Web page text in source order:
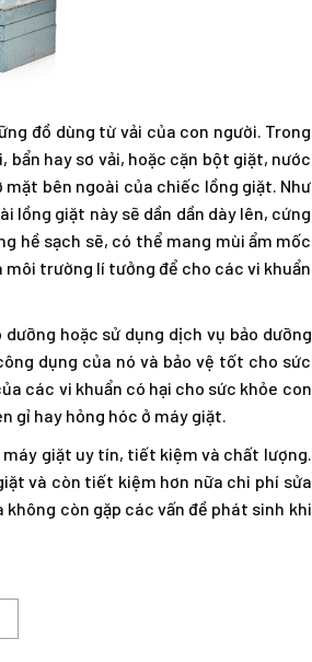
đồ dùng từ vải của con người. Trong
hay sơ vải, hoặc cặn bột giặt, nước
bên ngoài của chiếc lồng giặt. Như
lồng giặt này sẽ dần dần dày lên, cứng
hề sạch sẽ, có thể mang mùi ẩm mốc
trường lí tưởng để cho các vi khuẩn
hoặc sử dụng dịch vụ bảo dưỡng
dụng của nó và bảo vệ tốt cho sức
các vi khuẩn có hại cho sức khỏe con
gỉ hay hỏng hóc ở máy giặt.
giặt uy tín, tiết kiệm và chất lượng.
và còn tiết kiệm hơn nữa chi phí sửa
còn gặp các vấn đề phát sinh khi